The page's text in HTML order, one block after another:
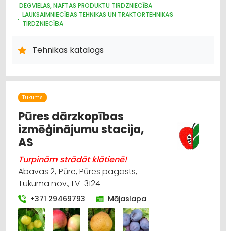
DEGVIELAS, NAFTAS PRODUKTU TIRDZNIECĪBA
LAUKSAIMNIECĪBAS TEHNIKAS UN TRAKTORTEHNIKAS
TIRDZNIECĪBA
LAUKSAIMNIECĪBAS TEHNIKAS UN TRAKTORTEHNIKAS NOMA
LAUKSAIMNIECĪBAS TEHNIKAS UN TRAKTORTEHNIKAS REZERVES
AUTO ĶĪMIJA, AUTO KRĀSAS
LABIEKĀRTOŠANA, APZAĻUMOŠANA
DĀRZA TEHNIKA UN INVENTĀRS
LAUKSAIMNIECĪBAS TEHNIKAS UN TRAKTORTEHNIKAS
LABOŠANA, REMONTS
Tehnikas katalogs
Tukums
Pūres dārzkopības
izmēģinājumu stacija,
AS
Turpinām strādāt klātienē!
Abavas 2, Pūre, Pūres pagasts,
Tukuma nov., LV-3124
+371 29469793 Mājaslapa